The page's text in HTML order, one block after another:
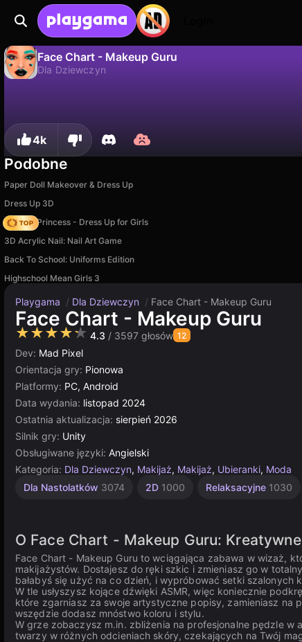
Face Chart - Makeup Guru
Dla Dziewczyn
4k
Podobne
Paper Doll Makeover & Dress Up
Dress Up 3D
Fashion Princess - Dress Up for Girls
3D Acrylic Nail: Nail Art Game
Back To School: Uniforms Edition
Highschool Mean Girls 3
Playgama / Dla Dziewczyn / Face Chart - Makeup Guru
Face Chart - Makeup Guru
★★★★★ 4.3 / 3597 głosów 12
Dev: Mad Pixel
Orientacja gry: Pionowa
Platformy: PC, Android
Data wydania: listopad 2024
Ostatnia aktualizacja: sierpień 2026
Silnik gry: Unity
Obsługiwane języki: Angielski
Kategoria: Dla Dziewczyn, Makijaż, Makijaż, Ubieranki, Moda
Dla Nastolatków 3074 2D 1000 Relaksacyjne 1030
Artystyczne
Lalki
Jednoosobowe
Unity
O Face Chart - Makeup Guru:
Face Chart - Makeup Guru to wciągająca zabawa w wizaż,
makijażystów. Dostajesz do ręki szkic i zmieniasz go w
bałabyś się użyć na co dzień, i wypróbować setki szalonych
W tle usłyszysz kojące dźwięki ASMR, więc koniecznie
które zgarniasz za swoje artystyczne popisy, zamieniasz
wszędzie dodasz mnóstwo koloru i stylu.
W grze zobaczysz m.in. zbliżenia na profesjonalne pędzle w
twarzy w różnych odcieniach skóry, czekających na Twój